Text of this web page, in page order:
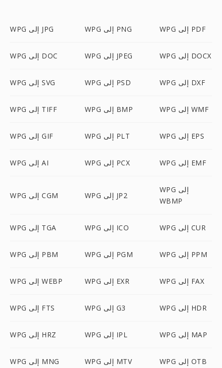
WPG إلى JPG WPG إلى PNG WPG إلى PDF
WPG إلى DOC WPG إلى JPEG WPG إلى DOCX
WPG إلى SVG WPG إلى PSD WPG إلى DXF
WPG إلى TIFF WPG إلى BMP WPG إلى WMF
WPG إلى GIF WPG إلى PLT WPG إلى EPS
WPG إلى AI WPG إلى PCX WPG إلى EMF
WPG إلى CGM WPG إلى JP2
WPG إلى
WBMP
WPG إلى TGA WPG إلى ICO WPG إلى CUR
WPG إلى PBM WPG إلى PGM WPG إلى PPM
WPG إلى WEBP WPG إلى EXR WPG إلى FAX
WPG إلى FTS WPG إلى G3 WPG إلى HDR
WPG إلى HRZ WPG إلى IPL WPG إلى MAP
WPG إلى MNG WPG إلى MTV WPG إلى OTB